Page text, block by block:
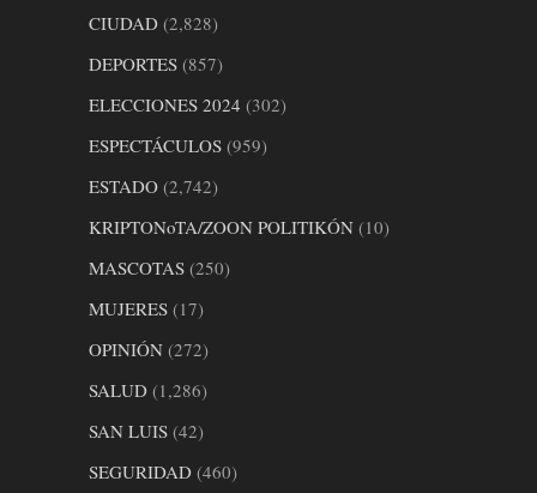
CIUDAD (2,828)
DEPORTES (857)
ELECCIONES 2024 (302)
ESPECTÁCULOS (959)
ESTADO (2,742)
KRIPTONoTA/ZOON POLITIKÓN (10)
MASCOTAS (250)
MUJERES (17)
OPINIÓN (272)
SALUD (1,286)
SAN LUIS (42)
SEGURIDAD (460)